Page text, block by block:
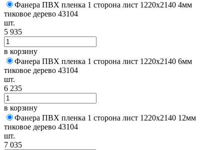
Фанера ПВХ пленка 1 сторона лист 1220х2140 4мм
тиковое дерево 43104
шт.
5 935
в корзину
Фанера ПВХ пленка 1 сторона лист 1220х2140 6мм
тиковое дерево 43104
шт.
6 235
в корзину
Фанера ПВХ пленка 1 сторона лист 1220х2140 12мм
тиковое дерево 43104
шт.
7 035